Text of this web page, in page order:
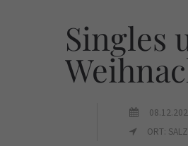
Singles
ORT: